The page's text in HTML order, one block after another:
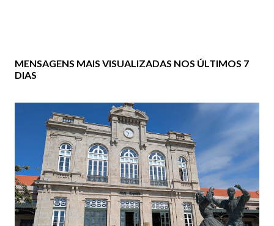
MENSAGENS MAIS VISUALIZADAS NOS ÚLTIMOS 7
DIAS